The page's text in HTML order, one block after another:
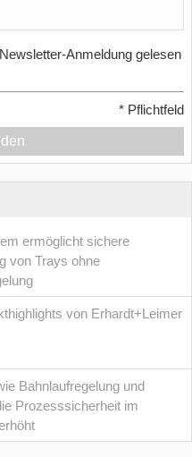
Anmeldung gelesen
* Pflichtfeld
ermöglicht sichere
von Trays ohne
von Erhardt+Leimer
Bahnlaufregelung und
Prozesssicherheit im